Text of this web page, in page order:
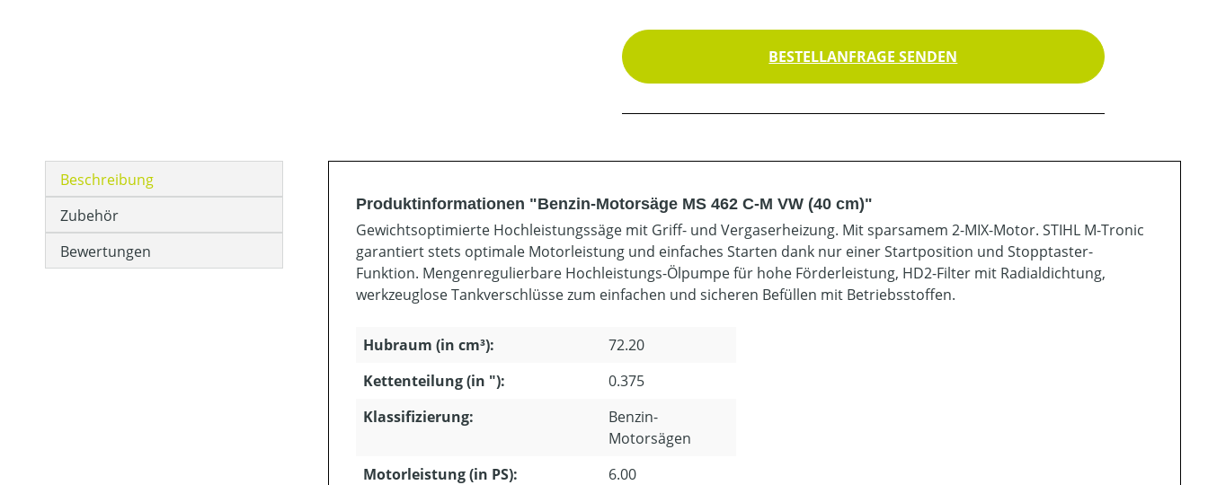
BESTELLANFRAGE SENDEN
Beschreibung
Zubehör
Bewertungen
Produktinformationen "Benzin-Motorsäge MS 462 C-M VW (40 cm)"
Gewichtsoptimierte Hochleistungssäge mit Griff- und Vergaserheizung. Mit sparsamem 2-MIX-Motor. STIHL M-Tronic
garantiert stets optimale Motorleistung und einfaches Starten dank nur einer Startposition und Stopptaster-
Funktion. Mengenregulierbare Hochleistungs-Ölpumpe für hohe Förderleistung, HD2-Filter mit Radialdichtung,
werkzeuglose Tankverschlüsse zum einfachen und sicheren Befüllen mit Betriebsstoffen.
Hubraum (in cm³):
72.20
Kettenteilung (in "):
0.375
Klassifizierung:
Benzin-
Motorsägen
Motorleistung (in PS):
6.00